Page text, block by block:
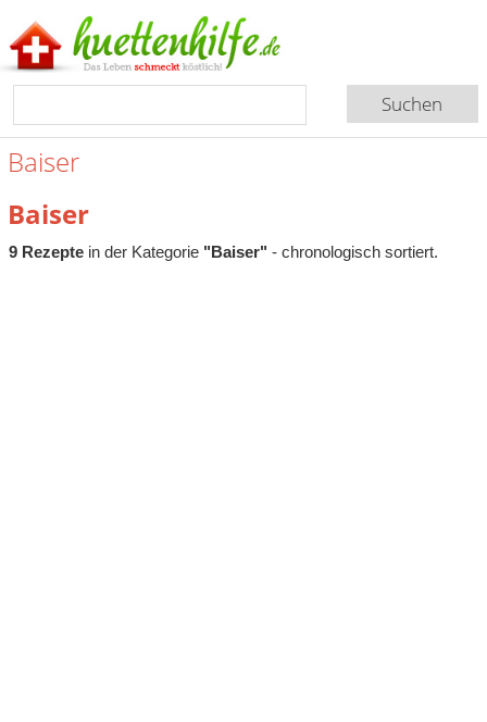
Baiser
Baiser
9 Rezeptein der Kategorie "Baiser" - chronologisch sortiert.